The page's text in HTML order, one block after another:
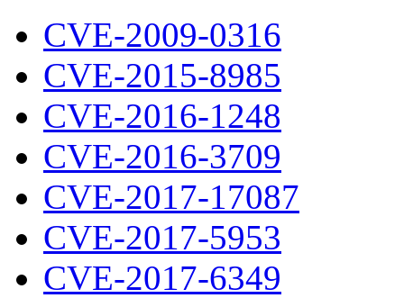
CVE-2009-0316
CVE-2015-8985
CVE-2016-1248
CVE-2016-3709
CVE-2017-17087
CVE-2017-5953
CVE-2017-6349